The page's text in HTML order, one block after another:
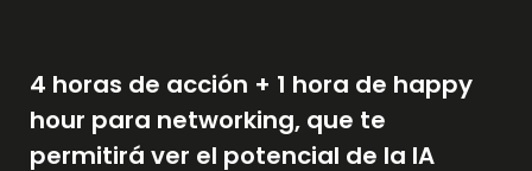
4 horas de acción + 1 hora de happy
hour para networking, que te
permitirá ver el potencial de la IA